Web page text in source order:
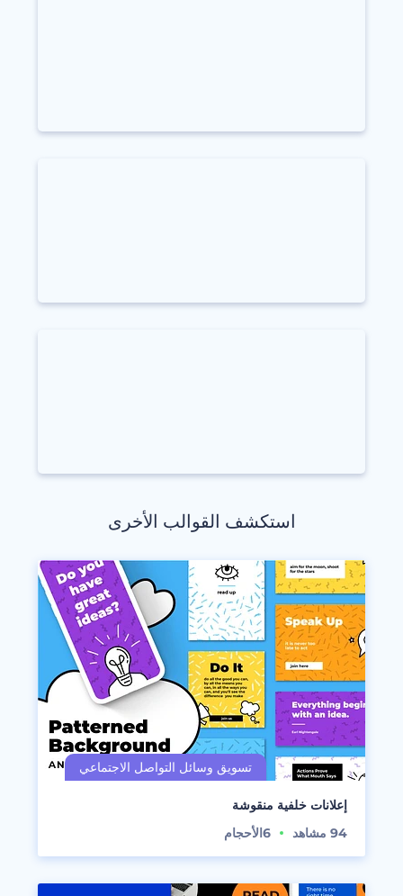
استكشف القوالب الأخرى
إعلانات خلفية منقوشة
94 مشاهد 6الأحجام